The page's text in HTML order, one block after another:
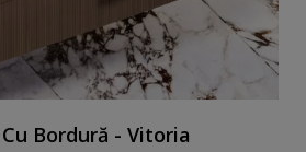
Bordură - Vitoria